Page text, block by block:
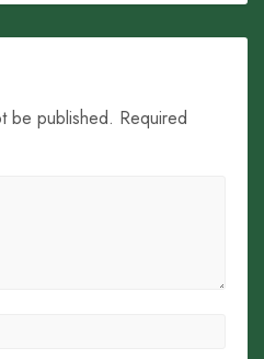
be published. Required